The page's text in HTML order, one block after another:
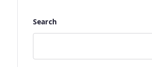
Search